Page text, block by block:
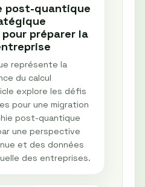
post-quantique
préparer la
représente la
du calcul
explore les défis
pour une migration
post-quantique
une perspective
et des données
des entreprises.